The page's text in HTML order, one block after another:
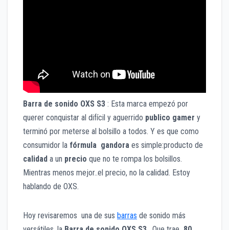
Barra de sonido OXS S3 : Esta marca empezó por
querer conquistar al difícil y aguerrido publico gamer y
terminó por meterse al bolsillo a todos. Y es que como
consumidor la fórmula gandora es simple:producto de
calidad a un precio que no te rompa los bolsillos.
Mientras menos mejor..el precio, no la calidad. Estoy
hablando de OXS.
Hoy revisaremos una de sus barras de sonido más